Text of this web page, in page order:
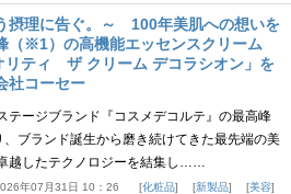
摂理に告ぐ。～ 100年美肌への想いを
（※1）の高機能エッセンスクリーム
リティ ザ クリーム デコラシオン」を
社コーセー
テージブランド『コスメデコルテ』の最高峰
ブランド誕生から磨き続けてきた最先端の美
越したテクノロジーを結集し……
年07月31日 10：26 化粧品 新製品 美容